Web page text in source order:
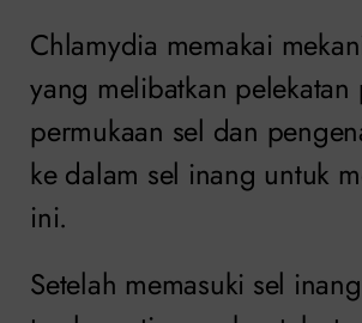
Chlamydia memakai
yang melibatkan pelekatan
permukaan sel dan
ke dalam sel inang untuk
ini.
Setelah memasuki sel